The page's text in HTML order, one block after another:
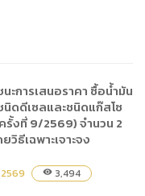
ะการเสนอราคา ซื้อน้ำมัน
นิดดีเซลและชนิดแก๊สโซ
งที่ 9/2569) จำนวน 2
วิธีเฉพาะเจาะจง
visibility 3,494